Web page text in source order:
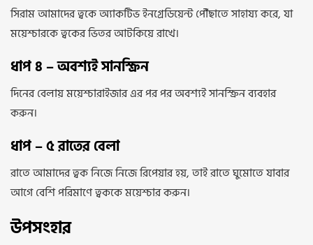
সিরাম আমাদের ত্বকে অ্যাকটিভ ইনগ্রেডিয়েন্ট পৌঁছাতে সাহায্য করে, যা
ময়েশ্চারকে ত্বকের ভিতর আটকিয়ে রাখে।
ধাপ ৪ – অবশ্যই সানস্ক্রিন
দিনের বেলায় ময়েশ্চারাইজার এর পর পর অবশ্যই সানস্ক্রিন ব্যবহার
করুন।
ধাপ – ৫ রাতের বেলা
রাতে আমাদের ত্বক নিজে নিজে রিপেয়ার হয়, তাই রাতে ঘুমোতে যাবার
আগে বেশি পরিমাণে ত্বককে ময়েশ্চার করুন।
উপসংহার